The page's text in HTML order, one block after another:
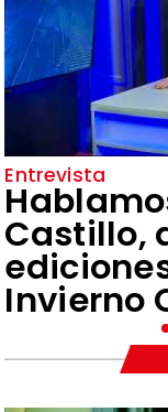
Entrevista
Castillo,
Invierno